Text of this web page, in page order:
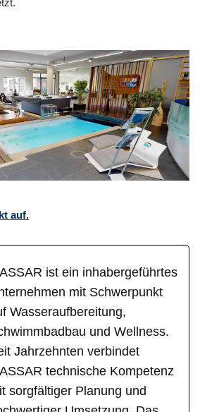
auf.
ist ein inhabergeführtes
mit Schwerpunkt
Wasseraufbereitung,
und Wellness.
Jahrzehnten verbindet
technische Kompetenz
sorgfältiger Planung und